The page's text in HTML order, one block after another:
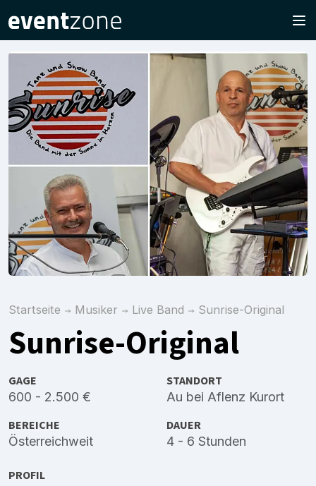
Startseite Musiker Live Band Sunrise-Original
Sunrise-Original
GAGE
600 - 2.500 €
STANDORT
Au bei Aflenz Kurort
BEREICHE
Österreichweit
DAUER
4 - 6 Stunden
PROFIL